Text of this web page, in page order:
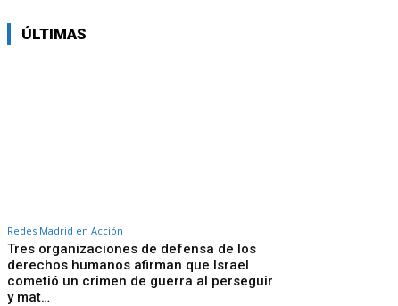
ÚLTIMAS
Redes Madrid en Acción
Tres organizaciones de defensa de los
derechos humanos afirman que Israel
cometió un crimen de guerra al perseguir
y mat…